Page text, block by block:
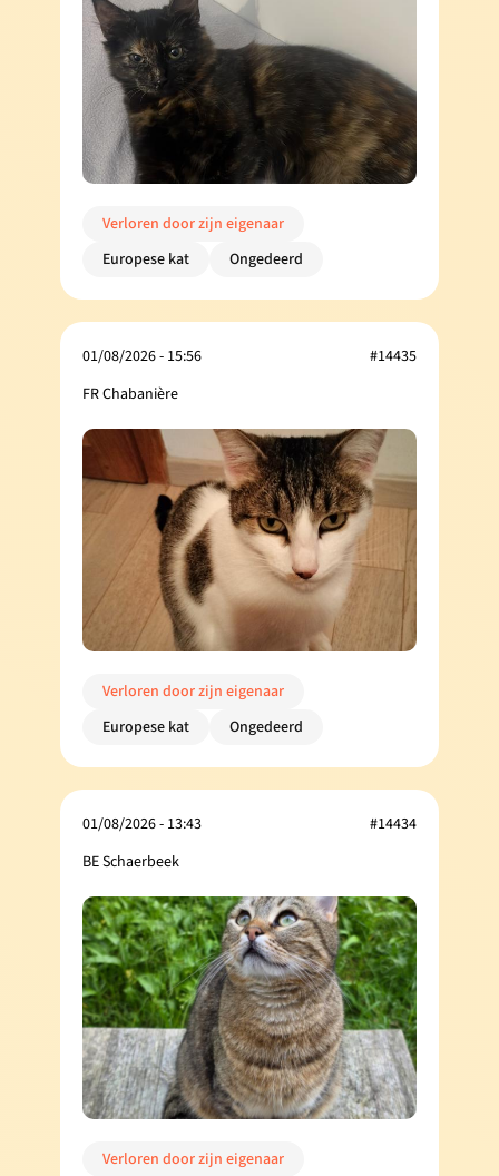
Verloren door zijn eigenaar
Europese kat
Ongedeerd
01/08/2026 - 15:56
FR Chabanière
#14435
Verloren door zijn eigenaar
Europese kat
Ongedeerd
01/08/2026 - 13:43
BE Schaerbeek
#14434
Verloren door zijn eigenaar